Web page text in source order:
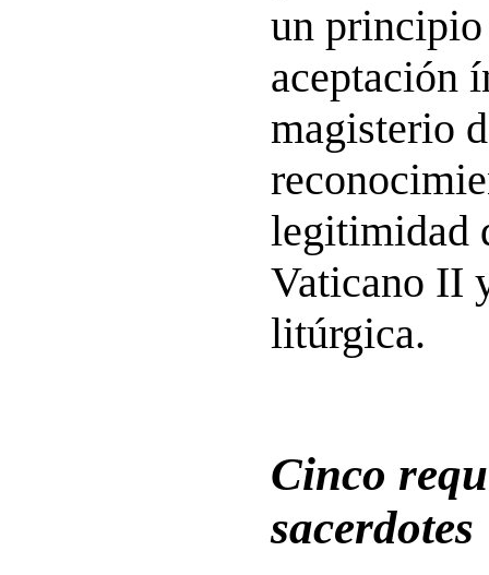
un
aceptación
magisterio
legitimidad
Vaticano II
litúrgica.
Cinco
sacerdotes